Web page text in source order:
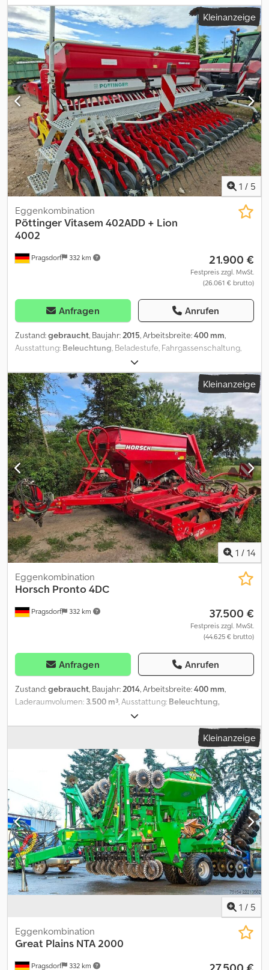
Pneumatisch, Reihendüngerstreuer, Spuranreißer,
Striegel_____Doppeltank Saatgut + DuengerFrontreifenpacker
7.50-162-reihiges DiscSystemDuengerablage mit
EinscheibenscharReifenpacker 7.50-
16AndruckrollenSaatflussueberwachungLeistungsbedarf Traktor:
ca. 205 - 260 KW,Lagerort:17094 Pragsdorf Dedpfxsyygmqs Apbsck
Kleinanzeige
1 / 5
Pragsdorf 332 km
Eggenkombination
PöttingerVitasem 402ADD + Lion
4002
21.900 €
Festpreis zzgl. MwSt.
(26.061 € brutto)
Anfragen Anrufen
Zustand:gebraucht, Baujahr:2015, Arbeitsbreite:400 mm,
Ausstattung: Beleuchtung, Beladestufe, Fahrgassenschaltung,
Spuranreißer, Striegel, Getreideausrüstung_____4m Drillmaschine
mit Scheibenschare, Andruckrollen, Striegel, Bedienterminal, mit
Kreiselegge Lion 4002 mit Walze,Lagerort:Kunde Dcedpfxszkdpzo
Apbok
Kleinanzeige
1 / 14
Pragsdorf 332 km
Eggenkombination
Horsch Pronto 4DC
37.500 €
Festpreis zzgl. MwSt.
(44.625 € brutto)
Anfragen Anrufen
Zustand:gebraucht, Baujahr:2014, Arbeitsbreite:400 mm,
Laderaumvolumen: 3.500 m³, Ausstattung: Beleuchtung,
, Flächenleistung:6100, Fahrgassenschaltung,
Hydraulische Klappung, Pneumatisch, Spuranreißer, Striegel,
Zweischeibenschare_____Unterlenkeranhängung, 2 reihiges
Discsystem, Reifenpacker, Doppelscheibenschare, Andruckrollen,
Saatflusskontrolle, Monitor, Beladeschnecke,Lagerort:Kunde
Dcsdpfezhy I Iex Apbsk
Kleinanzeige
1 / 5
Pragsdorf 332 km
Eggenkombination
Great Plains NTA 2000